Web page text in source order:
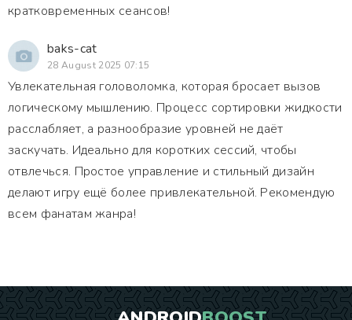
кратковременных сеансов!
baks-cat
28 August 2025 07:15
Увлекательная головоломка, которая бросает вызов
логическому мышлению. Процесс сортировки жидкости
расслабляет, а разнообразие уровней не даёт
заскучать. Идеально для коротких сессий, чтобы
отвлечься. Простое управление и стильный дизайн
делают игру ещё более привлекательной. Рекомендую
всем фанатам жанра!